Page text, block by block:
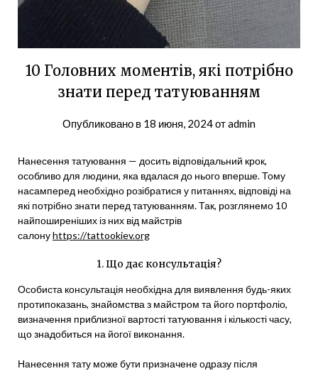
10 Головних моментів, які потрібно
знати перед татуюванням
Опубликовано в 18 июня, 2024отadmin
Нанесення татуювання — досить відповідальний крок,
особливо для людини, яка вдалася до нього вперше. Тому
насамперед необхідно розібратися у питаннях, відповіді на
які потрібно знати перед татуюванням. Так, розглянемо 10
найпоширеніших із них від майстрів
салонуhttps://tattookiev.org
1. Що дає консультація?
Особиста консультація необхідна для виявлення будь-яких
протипоказань, знайомства з майстром та його портфоліо,
визначення приблизної вартості татуювання і кількості часу,
що знадобиться на йогої виконання.
Нанесення тату може бути призначене одразу після